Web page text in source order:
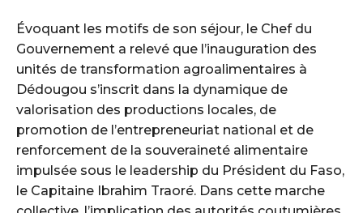
‎Évoquant les motifs de son séjour, le Chef du
Gouvernement a relevé que l’inauguration des
unités de transformation agroalimentaires à
Dédougou s’inscrit dans la dynamique de
valorisation des productions locales, de
promotion de l’entrepreneuriat national et de
renforcement de la souveraineté alimentaire
impulsée sous le leadership du Président du Faso,
le Capitaine Ibrahim Traoré. Dans cette marche